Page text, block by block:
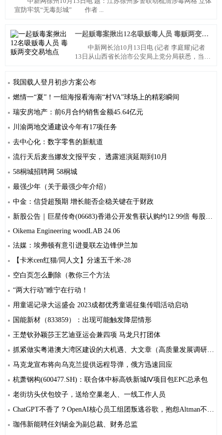
宣防牢筑“无毒彭城” 作者 ...
一起贩毒案揪出12名吸贩毒人员 毒贩两变交易地点
中新网长治10月13日电 (记者 李庭耀)记者
13日从山西省长治市公安局上党分局获悉，当地
我国载人登月初步方案公布
燃情一“夏”！一组海报看海南“村VA”球场上的精彩瞬间
瑞安房地产：前6月合约销售金额45.64亿元
川渝两地交通建设今年有17项任务
去中心化：数字零售的新航道
流行天后麦当娜发文报平安， 透露巡演延期到10月
58桐城招聘网 58桐城
最强少年（关于最强少年介绍）
中金：信贷超预期 增长能否企稳关键在于财政
新股公告｜巨星传奇(06683)香港公开发售获认购约12.99倍 每股发售价4.25港元
Oikema Engineering woodLAB 24.06
法媒：埃弗顿有意引进曼联左边锋伊兰加
【卡米cen红猫/同人文】分速五千米-28
空白页怎么删除（教你三个方法
“两大行动”睢宁在行动！
用童谣记录大运盛会 2023成都优秀童谣征集传唱活动启动
国能新材（833859）：出现可能触发降层情形
王楚钦孙颖莎王艺迪亚运会兼四项 马龙只打团体
抓紧做实粤港澳大湾区建设的大机遇、大文章（高质量发展调研行）
马克龙宣布将向乌克兰提供远程导弹，俄方迅速回应
杭萧钢构(600477.SH)：联合体中标高铁新城Ⅳ项目包EPC总承包
老街坊头伏包饺子，送给空巢老人、一线工作人员
ChatGPT不香了？OpenAI核心员工组团叛逃谷歌，抱怨Altman不懂行
珈伟新能聘任刘锡金为副总裁、财务总监